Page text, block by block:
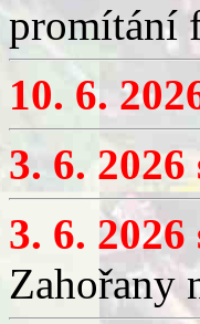
promítání
10. 6.
3. 6.
3. 6.
Zahořany